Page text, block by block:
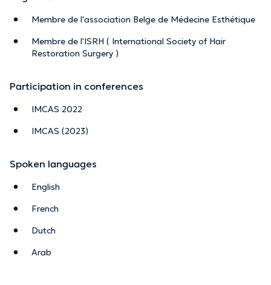
Membre de l'association Belge de Médecine Esthétique
Membre de l'ISRH ( International Society of Hair
Restoration Surgery )
Participation in conferences
IMCAS 2022
IMCAS (2023)
Spoken languages
English
French
Dutch
Arab